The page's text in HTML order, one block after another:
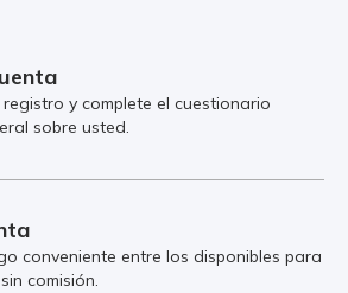
y complete el cuestionario
sobre usted.
conveniente entre los disponibles para
comisión.